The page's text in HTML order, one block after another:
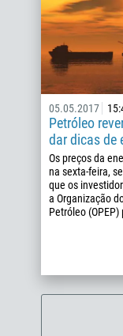
05.05.2017
Petróleo
dar dicas de
Os preços da
na sexta-feira,
que os
a Organização
Petróleo